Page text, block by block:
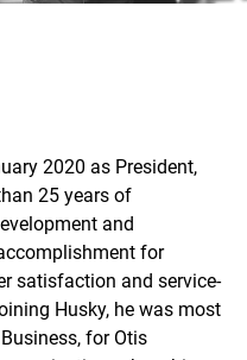
2020 as President,
25 years of
and
for
satisfaction and service-
Husky, he was most
for Otis